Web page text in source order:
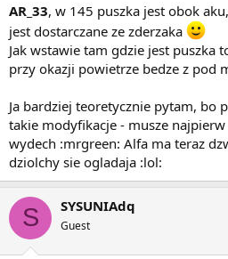
AR_33, w 145 puszka jest obok
jest dostarczane ze zderzaka
Jak wstawie tam gdzie jest puszka
przy okazji powietrze bedze z pod
Ja bardziej teoretycznie pytam, bo
takie modyfikacje - musze
wydech :mrgreen: Alfa ma teraz
dziolchy sie ogladaja :lol:
S SYSUNIAdq
Guest